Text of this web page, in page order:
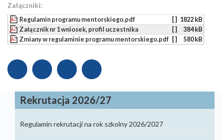
Załączniki:
Regulamin programu mentorskiego.pdf [ ] 1822 kB
Załącznik nr 1 wniosek, profil uczestnika
[ ]
384 kB
Zmiany w regulaminie programu mentorskiego.pdf
[ ] 580 kB
Rekrutacja 2026/27
Regulamin rekrutacji na rok szkolny 2026/2027